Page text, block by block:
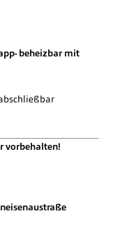
beheizbar mit
vorbehalten!